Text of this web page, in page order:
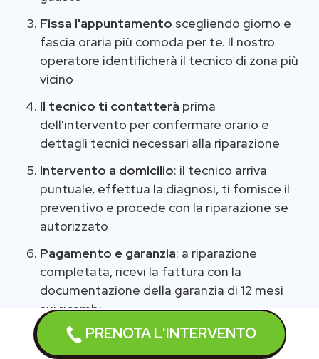
PRENOTA L'INTERVENTO
Fissa l'appuntamento scegliendo giorno e
fascia oraria più comoda per te. Il nostro
operatore identificherà il tecnico di zona più
vicino
Il tecnico ti contatterà prima
dell'intervento per confermare orario e
dettagli tecnici necessari alla riparazione
Intervento a domicilio: il tecnico arriva
puntuale, effettua la diagnosi, ti fornisce il
preventivo e procede con la riparazione se
autorizzato
Pagamento e garanzia: a riparazione
completata, ricevi la fattura con la
documentazione della garanzia di 12 mesi
sui ricambi
L'intero processo è pensato per offrirti la